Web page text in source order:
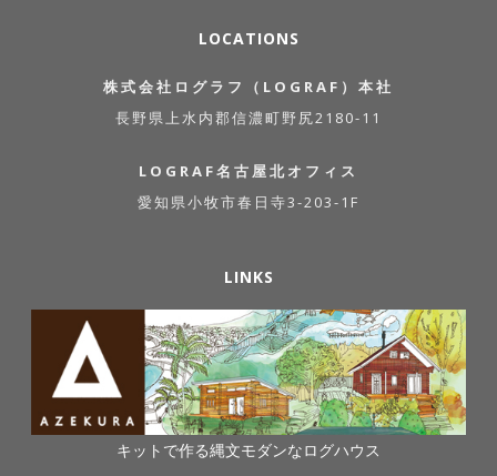
LOCATIONS
株式会社ログラフ（LOGRAF）本社
長野県上水内郡信濃町野尻2180-11
LOGRAF名古屋北オフィス
愛知県小牧市春日寺3-203-1F
LINKS
キットで作る縄文モダンなログハウス